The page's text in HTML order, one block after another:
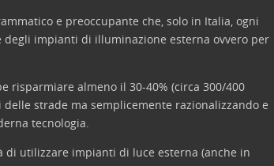
e preoccupante che, solo in Italia, ogni
impianti di illuminazione esterna ovvero per
risparmiare almeno il 30-40% (circa 300/400
strade ma semplicemente razionalizzando e
tecnologia.
di utilizzare impianti di luce esterna (anche in